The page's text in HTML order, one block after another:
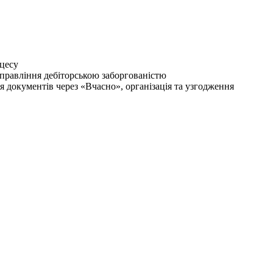
дебіторською заборгованістю
через «Вчасно», організація та узгодження